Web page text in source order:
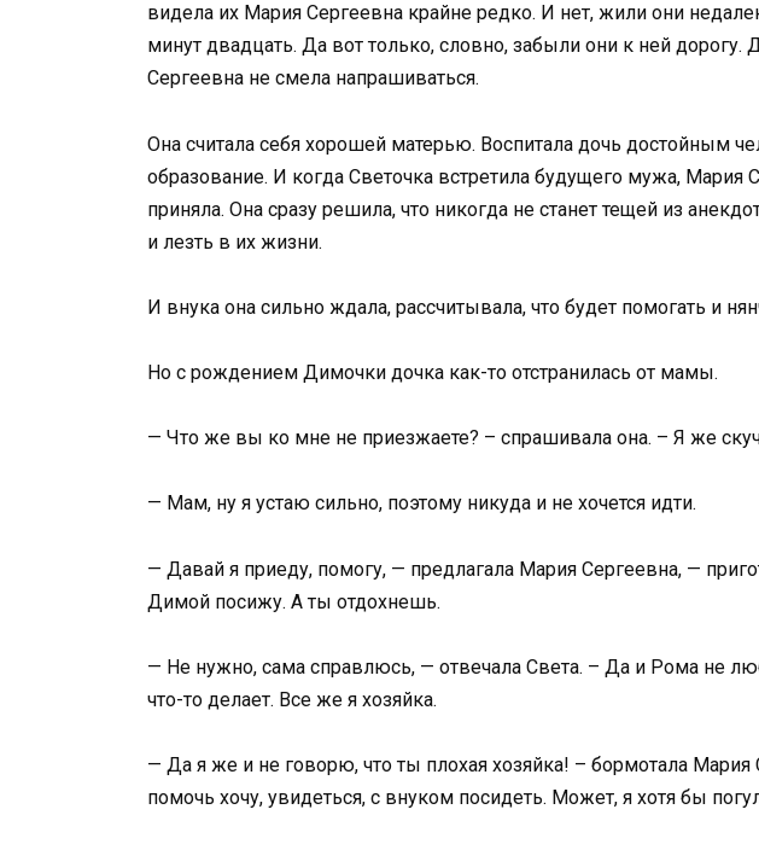
видела их Мария Сергеевна крайне редко. И нет, жили они
минут двадцать. Да вот только, словно, забыли они к ней дорогу.
Сергеевна не смела напрашиваться.
Она считала себя хорошей матерью. Воспитала дочь достойным
образование. И когда Светочка встретила будущего мужа, Мария
приняла. Она сразу решила, что никогда не станет тещей из
и лезть в их жизни.
И внука она сильно ждала, рассчитывала, что будет помогать и
Но с рождением Димочки дочка как-то отстранилась от мамы.
— Что же вы ко мне не приезжаете? – спрашивала она. – Я же
— Мам, ну я устаю сильно, поэтому никуда и не хочется идти.
— Давай я приеду, помогу, — предлагала Мария Сергеевна, —
Димой посижу. А ты отдохнешь.
— Не нужно, сама справлюсь, — отвечала Света. – Да и Рома не
что-то делает. Все же я хозяйка.
— Да я же и не говорю, что ты плохая хозяйка! – бормотала Мария
помочь хочу, увидеться, с внуком посидеть. Может, я хотя бы